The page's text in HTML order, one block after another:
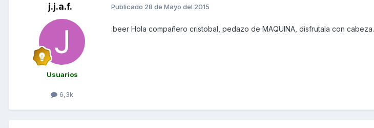
j.j.a.f.
Usuarios
6,3k
Publicado 28 de Mayo del 2015
:beer Hola compañero cristobal, pedazo de MAQUINA, disfrutala con cabeza.